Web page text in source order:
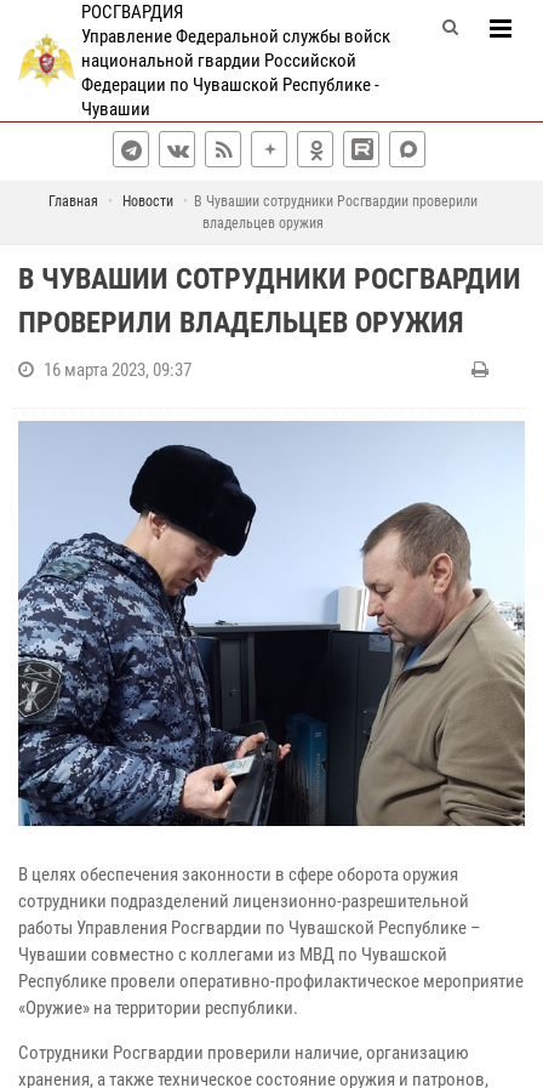
РОСГВАРДИЯ
Управление Федеральной службы войск
национальной гвардии Российской
Федерации по Чувашской Республике -
Чувашии
Главная Новости
В Чувашии сотрудники Росгвардии проверили
владельцев оружия
В ЧУВАШИИ СОТРУДНИКИ РОСГВАРДИИ
ПРОВЕРИЛИ ВЛАДЕЛЬЦЕВ ОРУЖИЯ
16 марта 2023, 09:37
В целях обеспечения законности в сфере оборота оружия
сотрудники подразделений лицензионно-разрешительной
работы Управления Росгвардии по Чувашской Республике –
Чувашии совместно с коллегами из МВД по Чувашской
Республике провели оперативно-профилактическое мероприятие
«Оружие» на территории республики.
Сотрудники Росгвардии проверили наличие, организацию
хранения, а также техническое состояние оружия и патронов,